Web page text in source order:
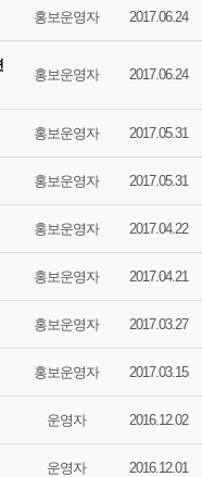
홍보운영자 2017.06.24
홍보운영자 2017.06.24
홍보운영자 2017.05.31
홍보운영자 2017.05.31
홍보운영자 2017.04.22
홍보운영자 2017.04.21
홍보운영자 2017.03.27
홍보운영자 2017.03.15
운영자 2016.12.02
운영자 2016.12.01